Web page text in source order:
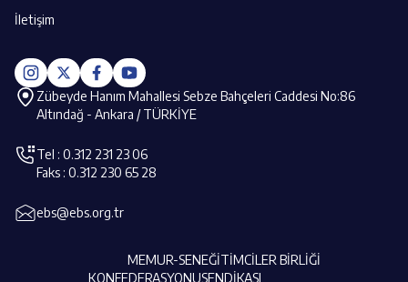
İletişim
MEMUR-SEN
KONFEDERASYONU
EĞİTİMCİLER BİRLİĞİ
SENDİKASI
Zübeyde Hanım Mahallesi Sebze Bahçeleri Caddesi No:86
Altındağ - Ankara / TÜRKİYE
Tel : 0.312 231 23 06
Faks : 0.312 230 65 28
ebs@ebs.org.tr